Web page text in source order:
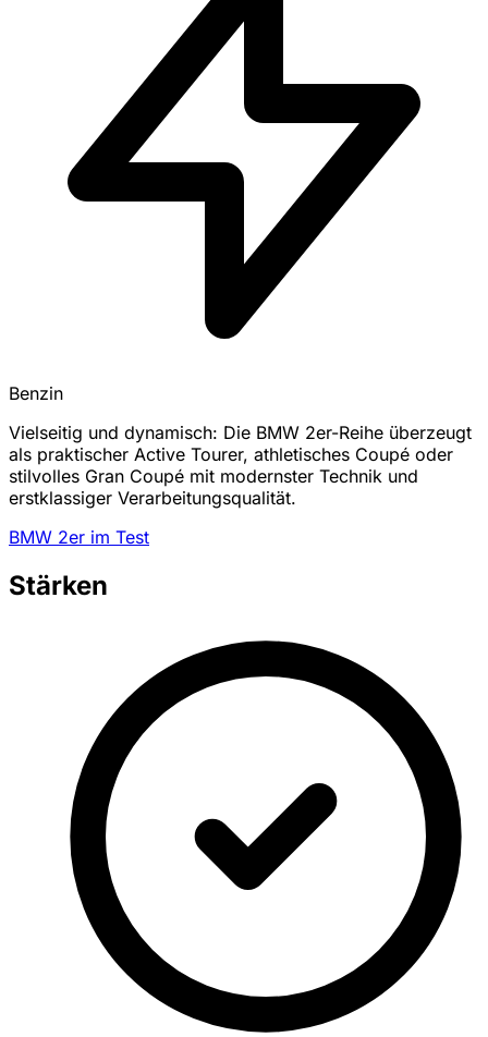
Benzin
Vielseitig und dynamisch: Die BMW 2er-Reihe überzeugt
als praktischer Active Tourer, athletisches Coupé oder
stilvolles Gran Coupé mit modernster Technik und
erstklassiger Verarbeitungsqualität.
BMW 2er im Test
Stärken